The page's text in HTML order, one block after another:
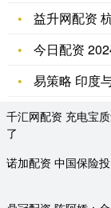
益升网配资 杭
今日配资
易策略 印度与
千汇网配资 充电宝
了
诺加配资 中国保险